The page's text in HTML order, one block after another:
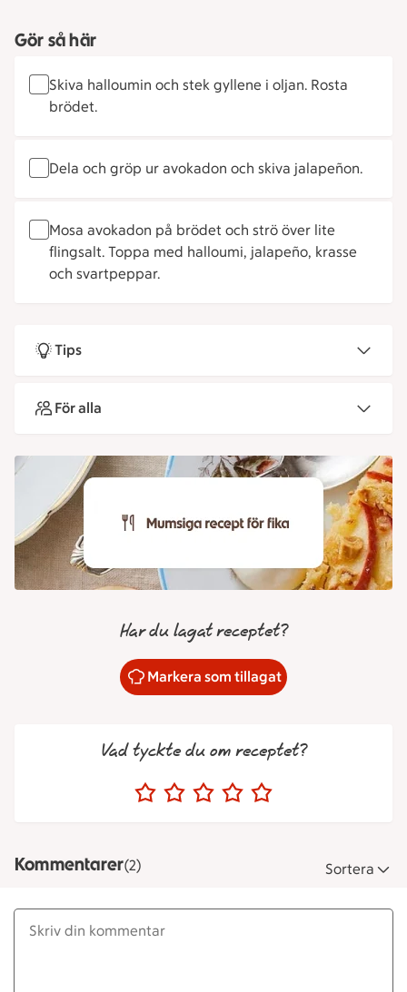
Gör så här
Skiva halloumin och stek gyllene i oljan. Rosta
brödet.
Dela och gröp ur avokadon och skiva jalapeñon.
Mosa avokadon på brödet och strö över lite
flingsalt. Toppa med halloumi, jalapeño, krasse
och svartpeppar.
Tips
För alla
Har du lagat receptet?
Markera som tillagat
Vad tyckte du om receptet?
Kommentarer(2) Sortera